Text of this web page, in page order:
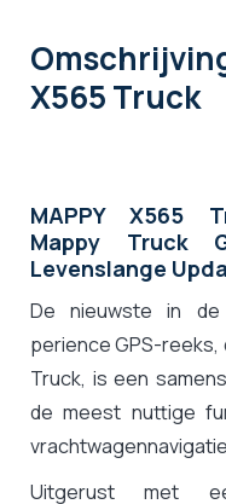
X565 Truck
MAPPY X565
Mappy Truck
Levenslange
De nieuwste in
perience GPS-reeks,
Truck, is een
de meest nuttige
Uitgerust met